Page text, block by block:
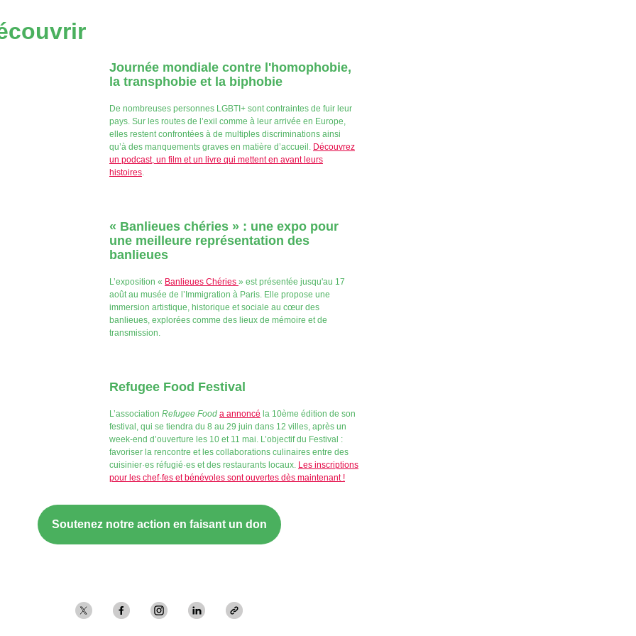
Journée mondiale contre l'homophobie,
la transphobie et la biphobie
De nombreuses personnes LGBTI+ sont contraintes de fuir leur
pays. Sur les routes de l’exil comme à leur arrivée en Europe,
elles restent confrontées à de multiples discriminations ainsi
qu’à des manquements graves en matière d’accueil. Découvrez
un podcast, un film et un livre qui mettent en avant leurs
histoires.
« Banlieues chéries » : une expo pour
une meilleure représentation des
banlieues
L’exposition « Banlieues Chéries » est présentée jusqu'au 17
août au musée de l’Immigration à Paris. Elle propose une
immersion artistique, historique et sociale au cœur des
banlieues, explorées comme des lieux de mémoire et de
transmission.
Refugee Food Festival
L’association Refugee Food a annoncé la 10ème édition de son
festival, qui se tiendra du 8 au 29 juin dans 12 villes, après un
week-end d’ouverture les 10 et 11 mai. L’objectif du Festival :
favoriser la rencontre et les collaborations culinaires entre des
cuisinier·es réfugié·es et des restaurants locaux. Les inscriptions
pour les chef·fes et bénévoles sont ouvertes dès maintenant !
Soutenez notre action en faisant un don